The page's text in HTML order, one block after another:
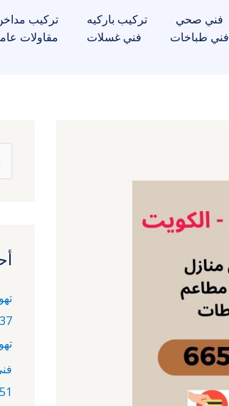
فني صحي تركيب باركيه تركيب
فني طباخات فني غسلات مقاولات
ث
ن
: